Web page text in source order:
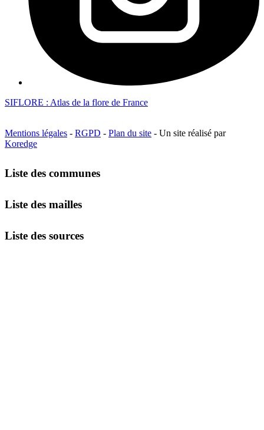
SIFLORE : Atlas de la flore de France
Mentions légales - RGPD - Plan du site - Un site réalisé par
Koredge
Liste des communes
Liste des mailles
Liste des sources